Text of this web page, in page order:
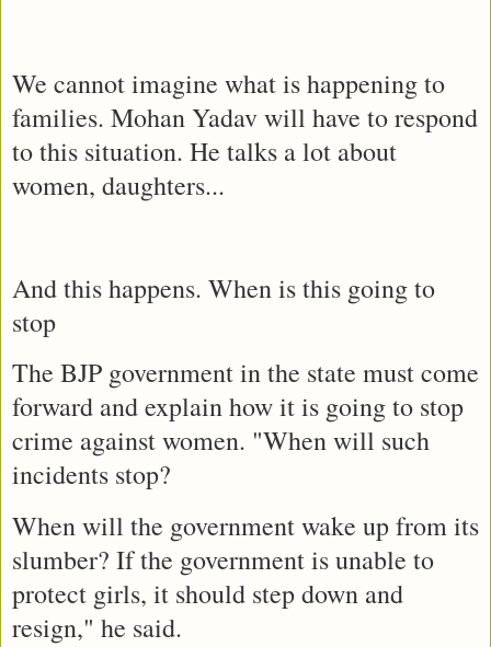
We cannot imagine what is happening to
families. Mohan Yadav will have to respond
to this situation. He talks a lot about
women, daughters...
And this happens. When is this going to
stop
The BJP government in the state must come
forward and explain how it is going to stop
crime against women. "When will such
incidents stop?
When will the government wake up from its
slumber? If the government is unable to
protect girls, it should step down and
resign," he said.